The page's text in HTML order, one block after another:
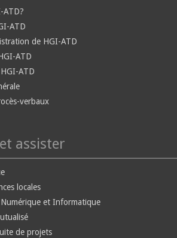
ATD?
ATD
de HGI-ATD
ATD
ATD
verbaux
assister
locales
et Informatique
de projets